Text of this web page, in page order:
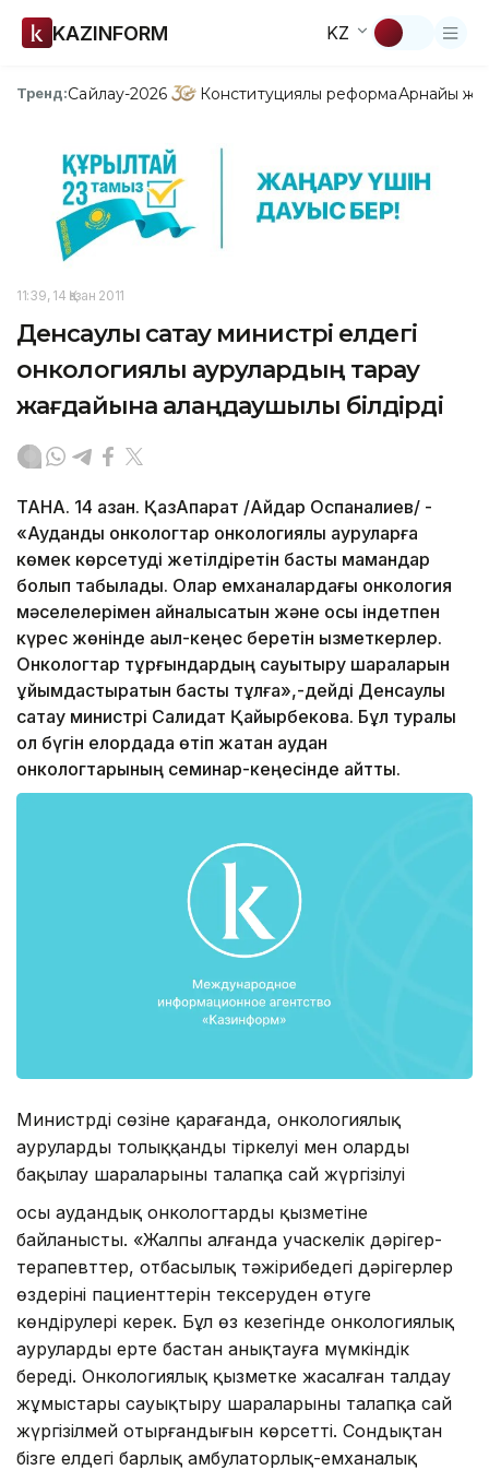
KAZINFORM KZ
Тренд:Сайлау-2026 Конституциялық реформаАрнайы
11:39, 14 Қазан 2011
Денсаулық сақтау министрі елдегі
онкологиялық аурулардың тарау
жағдайына алаңдаушылық білдірді
ТАНА. 14 қазан. ҚазАқпарат /Айдар Оспаналиев/ -
«Аудандық онкологтар онкологиялық ауруларға
көмек көрсетуді жетілдіретін басты мамандар
болып табылады. Олар емханалардағы онкология
мәселелерімен айналысатын және осы індетпен
күрес жөнінде ақыл-кеңес беретін қызметкерлер.
Онкологтар тұрғындардың сауықтыру шараларын
ұйымдастыратын басты тұлға»,-дейді Денсаулық
сақтау министрі Салидат Қайырбекова. Бұл туралы
ол бүгін елордада өтіп жатқан аудан
онкологтарының семинар-кеңесінде айтты.
Министрдің сөзіне қарағанда, онкологиялық
аурулардың толыққанды тіркелуі мен оларды
бақылау шараларының талапқа сай жүргізілуі
осы аудандық онкологтардың қызметіне
байланысты. «Жалпы алғанда учаскелік дәрігер-
терапевттер, отбасылық тәжірибедегі дәрігерлер
өздерінің пациенттерін тексеруден өтуге
көндірулері керек. Бұл өз кезегінде онкологиялық
ауруларды ерте бастан анықтауға мүмкіндік
береді. Онкологиялық қызметке жасалған талдау
жұмыстары сауықтыру шараларының талапқа сай
жүргізілмей отырғандығын көрсетті. Сондықтан
бізге елдегі барлық амбулаторлық-емханалық